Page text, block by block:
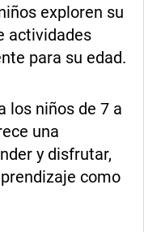
exploren su
actividades
para su edad.
los niños de 7 a
una
y disfrutar,
como